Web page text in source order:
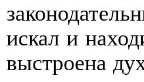
искал и
выстроена